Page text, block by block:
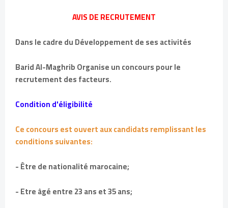
AVIS DE RECRUTEMENT
Dans le cadre du Développement de ses activités
Barid Al-Maghrib Organise un concours pour le
recrutement des facteurs.
Condition d'éligibilité
Ce concours est ouvert aux candidats remplissant les
conditions suivantes:
- Être de nationalité marocaine;
- Etre âgé entre 23 ans et 35 ans;